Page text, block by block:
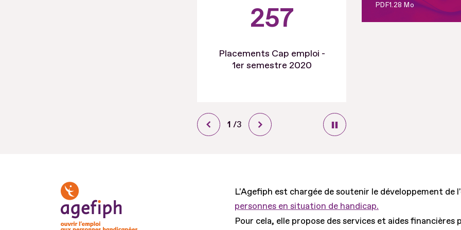
257
Placements Cap emploi -
1er semestre 2020
79
Diapo
1 /sur
3
PDF1.28 Mo
L'Agefiph est chargée de soutenir le développement de
personnes en situation de handicap.
Pour cela, elle propose des services et aides financières